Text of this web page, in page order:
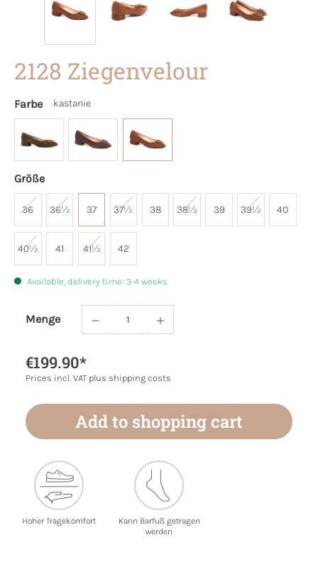
2128 Ziegenvelour
Farbe kastanie
Größe
36 36½ 37 37½ 38 38½ 39 39½ 40
40½ 41 41½ 42
Available, delivery time: 3-4 weeks
Menge
Product Quantity: Enter the desired
€199.90*
Prices incl. VAT plus shipping costs
Add to shopping cart
Hoher Tragekomfort
Kann Barfuß getragen
werden